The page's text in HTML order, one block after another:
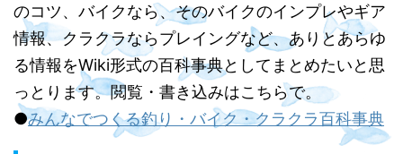
のコツ、バイクなら、そのバイクのインプレやギア
情報、クラクラならプレイングなど、ありとあらゆ
る情報をWiki形式の百科事典としてまとめたいと思
っとります。閲覧・書き込みはこちらで。
●みんなでつくる釣り・バイク・クラクラ百科事典